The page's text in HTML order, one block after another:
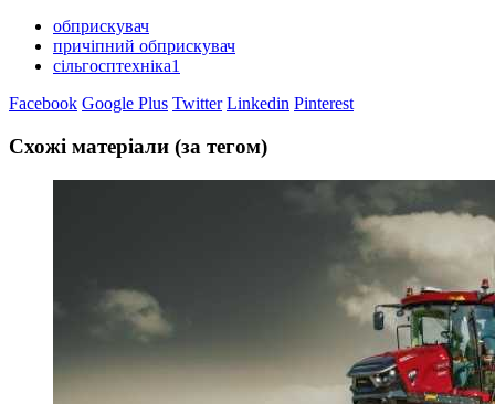
обприскувач
причіпний обприскувач
сільгосптехніка1
Facebook Google Plus Twitter Linkedin Pinterest
Схожі матеріали (за тегом)